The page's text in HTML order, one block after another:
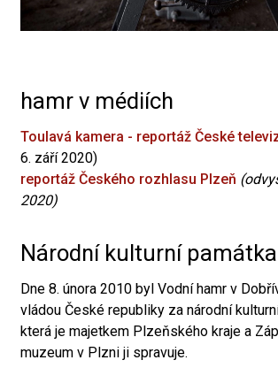
hamr v médiích
Toulavá kamera - reportáž České
6. září 2020)
reportáž Českého rozhlasu Plzeň
2020)
Národní kulturní památka
Dne 8. února 2010 byl Vodní hamr v
vládou České republiky za národní
která je majetkem Plzeňského kraje a
muzeum v Plzni ji spravuje.